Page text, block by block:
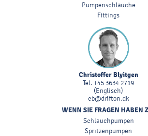
Pumpenschläuche
Fittings
Christoffer Blyitgen
Tel. +45 3634 2719
(Englisch)
cb@drifton.dk
WENN SIE FRAGEN HABEN
Schlauchpumpen
Spritzenpumpen